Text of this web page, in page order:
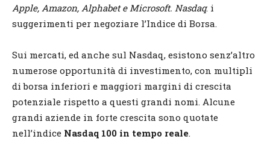
Apple, Amazon, Alphabet e Microsoft. Nasdaq: i
suggerimenti per negoziare l’Indice di Borsa.
Sui mercati, ed anche sul Nasdaq, esistono senz’altro
numerose opportunità di investimento, con multipli
di borsa inferiori e maggiori margini di crescita
potenziale rispetto a questi grandi nomi. Alcune
grandi aziende in forte crescita sono quotate
nell’indice Nasdaq 100 in tempo reale.